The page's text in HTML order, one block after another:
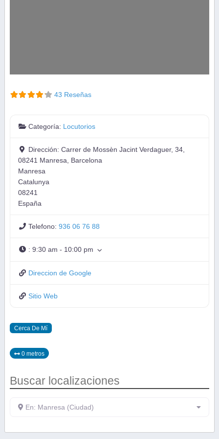
43 Reseñas
Categoría: Locutorios
Dirección:Carrer de Mossèn Jacint Verdaguer, 34,
08241 Manresa, Barcelona
Manresa
Catalunya
08241
España
Telefono:936 06 76 88
:9:30 am - 10:00 pm
Direccion de Google
Sitio Web
Cerca De Mí
0 metros
Buscar localizaciones
En: Manresa (Ciudad)